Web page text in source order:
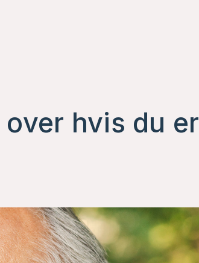
hvis du er